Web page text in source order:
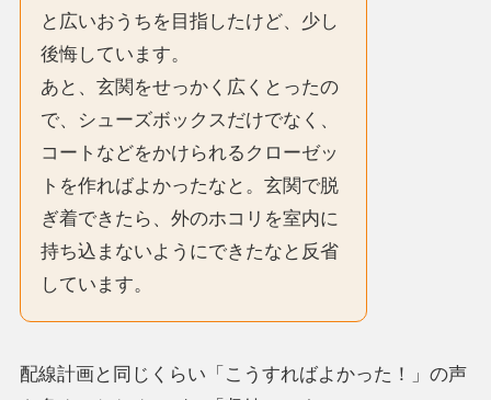
と広いおうちを目指したけど、少し
後悔しています。
あと、玄関をせっかく広くとったの
で、シューズボックスだけでなく、
コートなどをかけられるクローゼッ
トを作ればよかったなと。玄関で脱
ぎ着できたら、外のホコリを室内に
持ち込まないようにできたなと反省
しています。
配線計画と同じくらい「こうすればよかった！」の声